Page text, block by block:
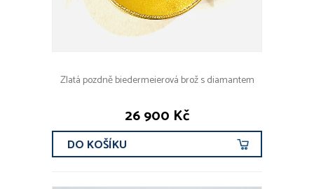
Zlatá pozdně biedermeierová brož s diamantem
26 900 Kč
DO KOŠÍKU